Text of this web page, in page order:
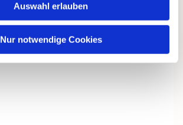
Auswahl erlauben
Nur notwendige Cookies